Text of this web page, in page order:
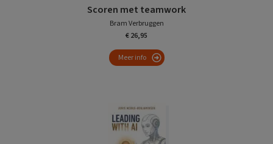
Scoren met teamwork
Bram Verbruggen
€ 26,95
Meer info